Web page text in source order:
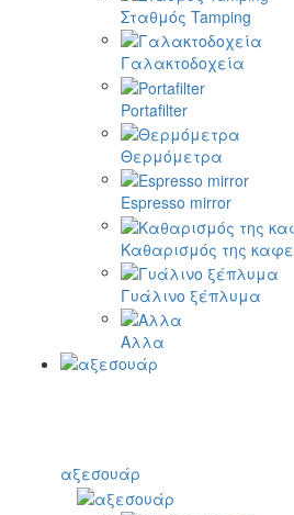
Σταθμός Tamping
Γαλακτοδοχεία
Portafilter
Θερμόμετρα
Espresso mirror
Καθαρισμός της
Γυάλινο ξέπλυμα
Αλλα
αξεσουάρ